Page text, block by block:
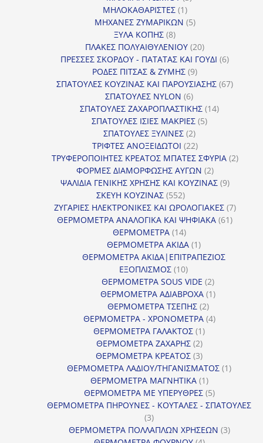
ΜΗΛΟΚΑΘΑΡΙΣΤΕΣ 11
προϊόν
ΜΗΧΑΝΕΣ ΖΥΜΑΡΙΚΩΝ 55
ΞΥΛΑ ΚΟΠΗΣ 88
προϊόντα
ΠΛΑΚΕΣ ΠΟΛΥΑΙΘΥΛΕΝΙΟΥ 2020
προϊόντα
ΠΡΕΣΣΕΣ ΣΚΟΡΔΟΥ - ΠΑΤΑΤΑΣ ΚΑΙ ΓΟΥΔΙ 66
ΡΟΔΕΣ ΠΙΤΣΑΣ & ΖΥΜΗΣ 99
προϊόντα
ΣΠΑΤΟΥΛΕΣ ΚΟΥΖΙΝΑΣ ΚΑΙ ΠΑΡΟΥΣΙΑΣΗΣ 6767
ΣΠΑΤΟΥΛΕΣ NYLON 66
προϊόντα
ΣΠΑΤΟΥΛΕΣ ΖΑΧΑΡΟΠΛΑΣΤΙΚΗΣ 1414
ΣΠΑΤΟΥΛΕΣ ΙΣΙΕΣ ΜΑΚΡΙΕΣ 55
ΣΠΑΤΟΥΛΕΣ ΞΥΛΙΝΕΣ 22
προϊόντα
ΤΡΙΦΤΕΣ ΑΝΟΞΕΙΔΩΤΟΙ 2222
προϊόντα
ΤΡΥΦΕΡΟΠΟΙΗΤΕΣ ΚΡΕΑΤΟΣ ΜΠΑΤΕΣ ΣΦΥΡΙΑ 22
ΦΟΡΜΕΣ ΔΙΑΜΟΡΦΩΣΗΣ ΑΥΓΩΝ 22
προϊόντα
ΨΑΛΙΔΙΑ ΓΕΝΙΚΗΣ ΧΡΗΣΗΣ ΚΑΙ ΚΟΥΖΙΝΑΣ 99
ΣΚΕΥΗ ΚΟΥΖΙΝΑΣ 552552
προϊόντα
ΖΥΓΑΡΙΕΣ ΗΛΕΚΤΡΟΝΙΚΕΣ ΚΑΙ ΩΡΟΛΟΓΙΑΚΕΣ 77
ΘΕΡΜΟΜΕΤΡΑ ΑΝΑΛΟΓΙΚΑ ΚΑΙ ΨΗΦΙΑΚΑ 6161
ΘΕΡΜΟΜΕΤΡΑ 1414
προϊόντα
ΘΕΡΜΟΜΕΤΡΑ ΑΚΙΔΑ 11
προϊόν
ΘΕΡΜΟΜΕΤΡΑ ΑΚΙΔΑ|ΕΠΙΤΡΑΠΕΖΙΟΣ
ΕΞΟΠΛΙΣΜΟΣ 1010
προϊόντα
ΘΕΡΜΟΜΕΤΡΑ SOUS VIDE 22
προϊόντα
ΘΕΡΜΟΜΕΤΡΑ ΑΔΙΑΒΡΟΧΑ 11
ΘΕΡΜΟΜΕΤΡΑ ΤΣΕΠΗΣ 22
προϊόντα
ΘΕΡΜΟΜΕΤΡΑ - ΧΡΟΝΟΜΕΤΡΑ 44
ΘΕΡΜΟΜΕΤΡΑ ΓΑΛΑΚΤΟΣ 11
προϊόν
ΘΕΡΜΟΜΕΤΡΑ ΖΑΧΑΡΗΣ 22
προϊόντα
ΘΕΡΜΟΜΕΤΡΑ ΚΡΕΑΤΟΣ 33
προϊόντα
ΘΕΡΜΟΜΕΤΡΑ ΛΑΔΙΟΥ/ΤΗΓΑΝΙΣΜΑΤΟΣ 11
ΘΕΡΜΟΜΕΤΡΑ ΜΑΓΝΗΤΙΚΑ 11
προϊόν
ΘΕΡΜΟΜΕΤΡΑ ΜΕ ΥΠΕΡΥΘΡΕΣ 55
προϊόντα
ΘΕΡΜΟΜΕΤΡΑ ΠΗΡΟΥΝΕΣ - ΚΟΥΤΑΛΕΣ - ΣΠΑΤΟΥΛΕΣ
33
προϊόντα
ΘΕΡΜΟΜΕΤΡΑ ΠΟΛΛΑΠΛΩΝ ΧΡΗΣΕΩΝ 33